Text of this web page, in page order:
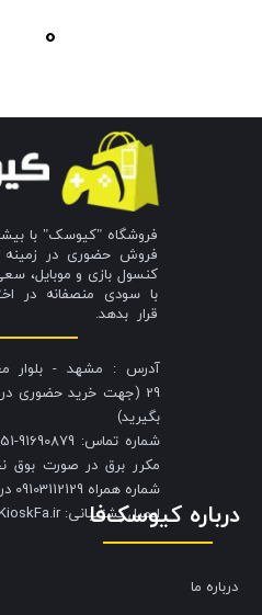
0
فروش حضوری در زمینه
کنسول بازی و موبایل،
با سودی منصفانه در
قرار بدهد.
آدرس : مشهد - بلوار
29 (جهت خرید حضوری
بگیرید)
مکرر برق در صورت بوق
شماره همراه 09103112129 در تماس باشید.
​​​​​​​ایمیل پشتیبانی: Support@KioskFa.ir
درباره کیوسک‌فا
درباره ما